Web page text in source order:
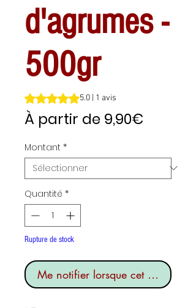
d'agrumes -
500gr
La note est de 5.0 sur cinq étoiles selon
5.0 | 1 avis
À partir de 9,90€
Montant *
Quantité *
Rupture de stock
Me notifier lorsque cet article est